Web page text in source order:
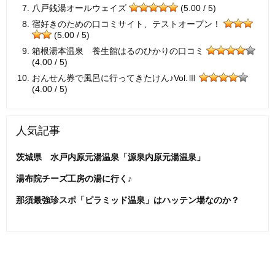
八戸銭湯オールウェイズ
(5.00 / 5)
宿好きのための口コミサイト、テストオープン！
(5.00 / 5)
箱根湯本温泉 養生館はるのひかりの口コミ
(4.00 / 5)
おんせん券で風呂に行ってきたけん♪Vol.Ⅲ
(4.00 / 5)
人気記事
茨城県 水戸内原元湯温泉「源泉内原元湯温泉」
湯布院チーズ工房の湯に行く♪
那須最強珍スポ「ピラミッド温泉」はハッテン場なのか？